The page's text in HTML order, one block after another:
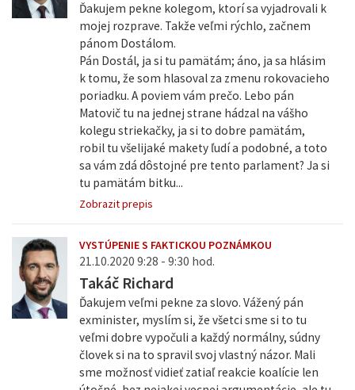
Ďakujem pekne kolegom, ktorí sa vyjadrovali k
mojej rozprave. Takže veľmi rýchlo, začnem
pánom Dostálom.
Pán Dostál, ja si tu pamätám; áno, ja sa hlásim
k tomu, že som hlasoval za zmenu rokovacieho
poriadku. A poviem vám prečo. Lebo pán
Matovič tu na jednej strane hádzal na vášho
kolegu striekačky, ja si to dobre pamätám,
robil tu všelijaké makety ľudí a podobné, a toto
sa vám zdá dôstojné pre tento parlament? Ja si
tu pamätám bitku...
Zobrazit prepis
VYSTÚPENIE S FAKTICKOU POZNÁMKOU
21.10.2020 9:28 - 9:30 hod.
Takáč Richard
Ďakujem veľmi pekne za slovo. Vážený pán
exminister, myslím si, že všetci sme si to tu
veľmi dobre vypočuli a každý normálny, súdny
človek si na to spravil svoj vlastný názor. Mali
sme možnosť vidieť zatiaľ reakcie koalície len